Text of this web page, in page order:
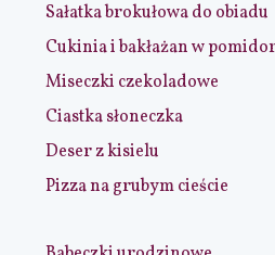
Sałatka brokułowa do obiadu
Cukinia i bakłażan w
Miseczki czekoladowe
Ciastka słoneczka
Deser z kisielu
Pizza na grubym cieście